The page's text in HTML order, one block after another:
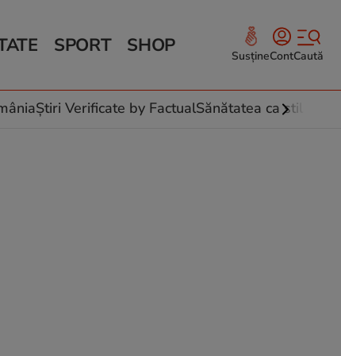
SPORT SHOP SusțineContCaută
Știri Verificate by FactualSănătatea ca stil de